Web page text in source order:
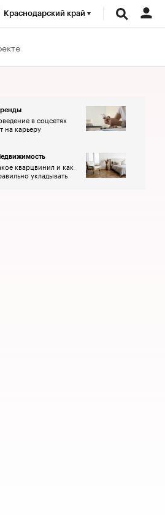
Краснодарский край
в соцсетях
на карьеру
кварцвинил и как
укладывать